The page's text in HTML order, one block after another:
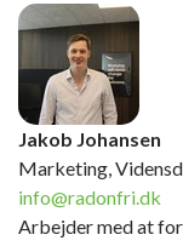
Jakob Johansen
Marketing,
info@radonfri.dk
Arbejder med at